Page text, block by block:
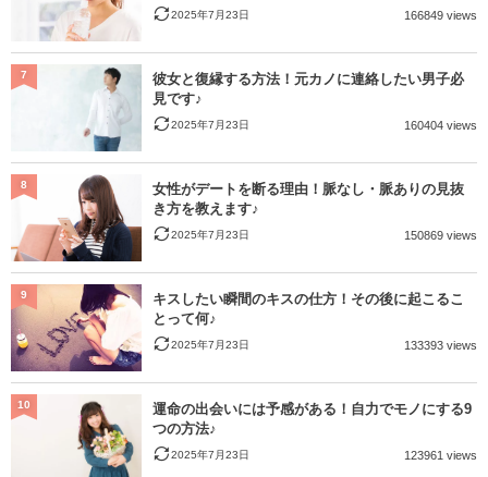
2025年7月23日 166849 views
彼女と復縁する方法！元カノに連絡したい男子必
見です♪
2025年7月23日 160404 views
7
女性がデートを断る理由！脈なし・脈ありの見抜
き方を教えます♪
2025年7月23日 150869 views
8
キスしたい瞬間のキスの仕方！その後に起こるこ
とって何♪
2025年7月23日 133393 views
9
運命の出会いには予感がある！自力でモノにする9
つの方法♪
2025年7月23日 123961 views
10